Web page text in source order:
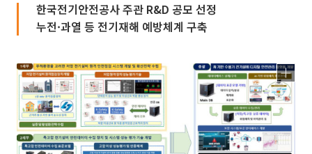
한국전기안전공사 주관 R&D 공모 선정
누전·과열 등 전기재해 예방체계 구축